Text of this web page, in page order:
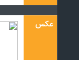
عکس